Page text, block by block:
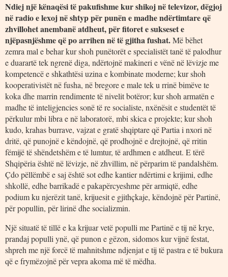
Ndiej një kënaqësi të pakufishme kur shikoj në televizor, dëgjoj
në radio e lexoj në shtyp për punën e madhe ndërtimtare që
zhvillohet anembanë atdheut, për fitoret e sukseset e
njëpasnjëshme që po arrihen në të gjitha fushat.Më bëhet
zemra mal e behar kur shoh punëtorët e specialistët tanë të palodhur
e duarartë tek ngrenë diga, ndërtojnë makineri e vënë në lëvizje me
kompetencë e shkathtësi uzina e kombinate moderne; kur shoh
kooperativistët në fusha, në bregore e male tek u rrinë bimëve te
koka dhe marrin rendimente të nivelit botëror; kur shoh armatën e
madhe të inteligjencies sonë të re socialiste, nxënësit e studentët të
përkulur mbi libra e në laboratorë, mbi skica e projekte; kur shoh
kudo, krahas burrave, vajzat e gratë shqiptare që Partia i nxori në
dritë, që punojnë e këndojnë, që prodhojnë e drejtojnë, që rritin
fëmijë të shëndetshëm e të lumtur, të ardhmen e atdheut. E tërë
Shqipëria është në lëvizje, në zhvillim, në përparim të pandalshëm.
Çdo pëllëmbë e saj është sot edhe kantier ndërtimi e krijimi, edhe
shkollë, edhe barrikadë e pakapërcyeshme për armiqtë, edhe
podium ku njerëzit tanë, krijuesit e gjithçkaje, këndojnë për Partinë,
për popullin, për lirinë dhe socializmin.
Një situatë të tillë e ka krijuar vetë populli me Partinë e tij në krye,
prandaj populli ynë, që punon e gëzon, sidomos kur vijnë festat,
shpreh me një forcë të mahnitshme ndjenjat e tij të pastra e të bukura
që e frymëzojnë për vepra akoma më të mëdha.